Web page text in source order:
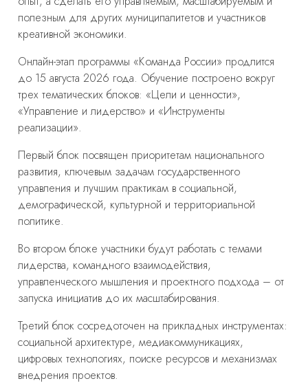
полезным для других муниципалитетов и участников
креативной экономики.
Онлайн-этап программы «Команда России» продлится
до 15 августа 2026 года. Обучение построено вокруг
трех тематических блоков: «Цели и ценности»,
«Управление и лидерство» и «Инструменты
реализации».
Первый блок посвящен приоритетам национального
развития, ключевым задачам государственного
управления и лучшим практикам в социальной,
демографической, культурной и территориальной
политике.
Во втором блоке участники будут работать с темами
лидерства, командного взаимодействия,
управленческого мышления и проектного подхода – от
запуска инициатив до их масштабирования.
Третий блок сосредоточен на прикладных инструментах:
социальной архитектуре, медиакоммуникациях,
цифровых технологиях, поиске ресурсов и механизмах
внедрения проектов.